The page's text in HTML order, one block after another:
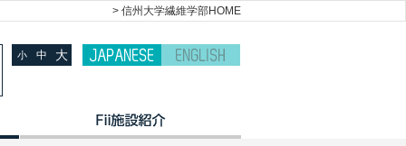
> 信州大学繊維学部HOME
小 中 大